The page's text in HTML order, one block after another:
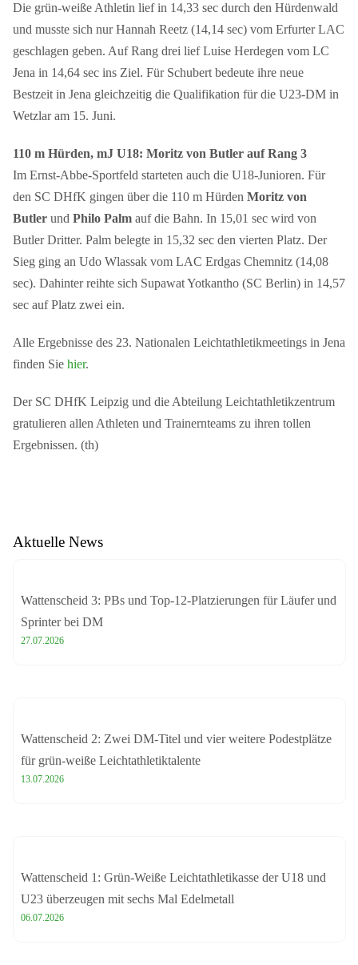
Die grün-weiße Athletin lief in 14,33 sec durch den Hürdenwald
und musste sich nur Hannah Reetz (14,14 sec) vom Erfurter LAC
geschlagen geben. Auf Rang drei lief Luise Herdegen vom LC
Jena in 14,64 sec ins Ziel. Für Schubert bedeute ihre neue
Bestzeit in Jena gleichzeitig die Qualifikation für die U23-DM in
Wetzlar am 15. Juni.
110 m Hürden, mJ U18: Moritz von Butler auf Rang 3
Im Ernst-Abbe-Sportfeld starteten auch die U18-Junioren. Für
den SC DHfK gingen über die 110 m Hürden Moritz von
Butlerund Philo Palmauf die Bahn. In 15,01 sec wird von
Butler Dritter. Palm belegte in 15,32 sec den vierten Platz. Der
Sieg ging an Udo Wlassak vom LAC Erdgas Chemnitz (14,08
sec). Dahinter reihte sich Supawat Yotkantho (SC Berlin) in 14,57
sec auf Platz zwei ein.
Alle Ergebnisse des 23. Nationalen Leichtathletikmeetings in Jena
finden Sie hier.
Der SC DHfK Leipzig und die Abteilung Leichtathletikzentrum
gratulieren allen Athleten und Trainernteams zu ihren tollen
Ergebnissen. (th)
Aktuelle News
Wattenscheid 3: PBs und Top-12-Platzierungen für Läufer und
Sprinter bei DM
27.07.2026
Wattenscheid 2: Zwei DM-Titel und vier weitere Podestplätze
für grün-weiße Leichtathletiktalente
13.07.2026
Wattenscheid 1: Grün-Weiße Leichtathletikasse der U18 und
U23 überzeugen mit sechs Mal Edelmetall
06.07.2026